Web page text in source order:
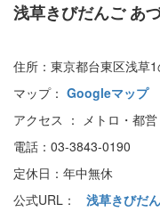
浅草きびだんご あ
住所：東京都台東区浅草1
マップ： Googleマップ
アクセス ： メトロ・都
電話：03-3843-0190
定休日：年中無休
公式URL： 浅草きびだ